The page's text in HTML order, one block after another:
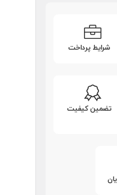
شرایط پرداخت
تضمین کیفیت